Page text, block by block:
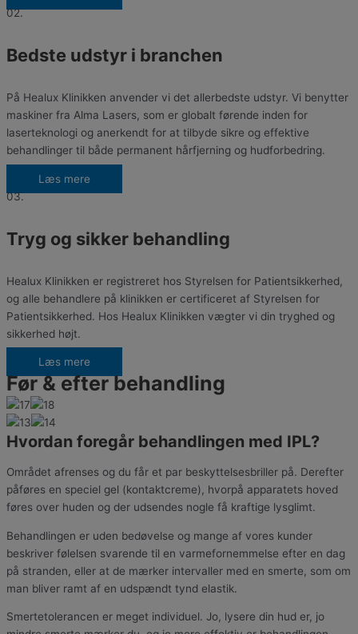
02.
Bedste udstyr i branchen
På Healux Klinikken anvender vi det allerbedste udstyr. Vi benytter
maskiner fra Alma Lasers, som er globalt førende inden for
laserteknologi og anerkendt for at tilbyde sikre og effektive
behandlinger til både permanent hårfjerning og hudforbedring.
Læs mere
03.
Tryg og sikker behandling
Healux Klinikken er registreret hos Styrelsen for Patientsikkerhed,
og alle behandlere på klinikken er certificeret af Styrelsen for
Patientsikkerhed. Hos Healux Klinikken vægter vi din tryghed og
sikkerhed højt.
Læs mere
Før & efter behandling
Hvordan foregår behandlingen med IPL?
Området afrenses og du får et par beskyttelsesbriller på. Derefter
påføres en speciel gel (kontaktcreme), hvorpå apparatets hoved
føres over huden og der udsendes nogle få kraftige lysglimt.
Behandlingen er uden bedøvelse og mange af vores kunder
beskriver følelsen svarende til en varmefornemmelse efter en dag
på stranden, eller at de mærker intervaller med en smerte, som om
man bliver ramt af en udspændt tynd elastik.
Smertetolerancen er meget individuel. Jo, lysere din hud er, jo